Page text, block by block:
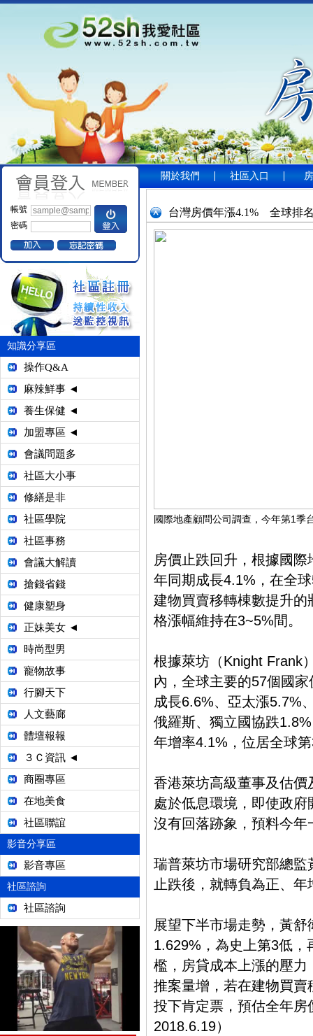
帳號
密碼
知識分享區
操作Q&A
麻辣鮮事 ◄
養生保健 ◄
加盟專區 ◄
會議問題多
社區大小事
修繕是非
社區學院
社區事務
會議大解讀
搶錢省錢
健康塑身
正妹美女 ◄
時尚型男
寵物故事
行腳天下
人文藝廊
體壇報報
３Ｃ資訊 ◄
商圈專區
在地美食
社區聯誼
影音分享區
影音專區
社區諮詢
社區諮詢
關於我們 社區入口
台灣房價年漲4.1% 全球排
國際地產顧問公司調查，今年第1季
房價止跌回升，根據國
年同期成長4.1%，在全
建物買賣移轉棟數提升
格漲幅維持在3~5%間。
根據萊坊（Knight Frank
內，全球主要的57個國
成長6.6%、亞太漲5.7%
俄羅斯、獨立國協跌
年增率4.1%，位居全球
香港萊坊高級董事及估
處於低息環境，即使政
沒有回落跡象，預料今
瑞普萊坊市場研究部總
止跌後，就轉負為正、
展望下半市場走勢，黃
1.629%，為史上第3低
檻，房貸成本上漲的壓
推案量增，若在建物買
投下肯定票，預估全年
2018.6.19）